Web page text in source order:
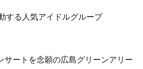
する人気アイドルグループ
ートを念願の広島グリーンアリー